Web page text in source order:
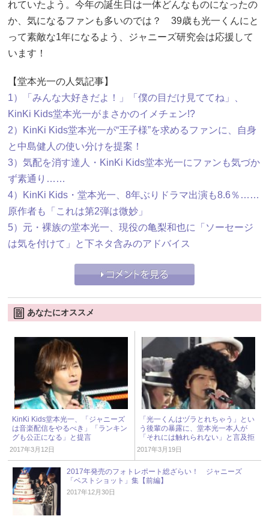
れていたよう。今年の誕生日は一体どんなものになったの
か、気になるファンも多いのでは？ 39歳も光一くんにと
って素敵な1年になるよう、ジャニーズ研究会は応援して
います！
【堂本光一の人気記事】
1）「みんな大好きだよ！」「僕の目だけ見ててね」、
KinKi Kids堂本光一がまさかのイメチェン!?
2）KinKi Kids堂本光一が“王子様”を求めるファンに、自身
と中島健人の使い分けを提案！
3）気配を消す達人・KinKi Kids堂本光一にファンも気づか
ず素通り……
4）KinKi Kids・堂本光一、8年ぶりドラマ出演も8.6％……
原作者も「これは第2弾は微妙」
5）元・裸族の堂本光一、現役の亀梨和也に「ソーセージ
は気を付けて」と下ネタ含みのアドバイス
あなたにオススメ
KinKi Kids堂本光一、「ジャニーズ
は音楽配信をやるべき」「ランキン
グも公正になる」と提言
2017年3月12日
「光一くんはヅラとれちゃう」とい
う後輩の暴露に、堂本光一本人が
「それには触れられない」と言及拒
否
2017年3月19日
2017年発売のフォトレポート総ざらい！ ジャニーズ
「ベストショット」集【前編】
2017年12月30日